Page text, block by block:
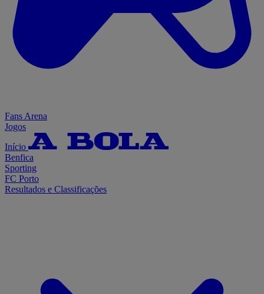
Fans Arena
Jogos
Início
Benfica
Sporting
FC Porto
Resultados e Classificações